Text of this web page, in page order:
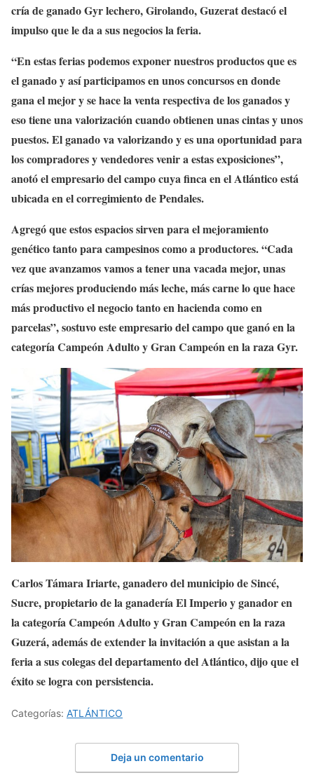
cría de ganado Gyr lechero, Girolando, Guzerat destacó el
impulso que le da a sus negocios la feria.
“En estas ferias podemos exponer nuestros productos que es
el ganado y así participamos en unos concursos en donde
gana el mejor y se hace la venta respectiva de los ganados y
eso tiene una valorización cuando obtienen unas cintas y unos
puestos. El ganado va valorizando y es una oportunidad para
los compradores y vendedores venir a estas exposiciones”,
anotó el empresario del campo cuya finca en el Atlántico está
ubicada en el corregimiento de Pendales.
Agregó que estos espacios sirven para el mejoramiento
genético tanto para campesinos como a productores. “Cada
vez que avanzamos vamos a tener una vacada mejor, unas
crías mejores produciendo más leche, más carne lo que hace
más productivo el negocio tanto en hacienda como en
parcelas”, sostuvo este empresario del campo que ganó en la
categoría Campeón Adulto y Gran Campeón en la raza Gyr.
Carlos Támara Iriarte, ganadero del municipio de Sincé,
Sucre, propietario de la ganadería El Imperio y ganador en
la categoría Campeón Adulto y Gran Campeón en la raza
Guzerá, además de extender la invitación a que asistan a la
feria a sus colegas del departamento del Atlántico, dijo que el
éxito se logra con persistencia.
Categorías: ATLÁNTICO
Deja un comentario